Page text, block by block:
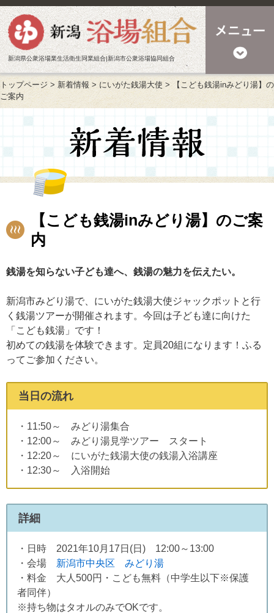
新潟県公衆浴場業生活衛生同業組合|新潟市公衆浴場協同組合
トップページ > 新着情報 > にいがた銭湯大使 >【こども銭湯inみどり湯】の
ご案内
【こども銭湯inみどり湯】のご案
内
銭湯を知らない子ども達へ、銭湯の魅力を伝えたい。
新潟市みどり湯で、にいがた銭湯大使ジャックポットと行
く銭湯ツアーが開催されます。今回は子ども達に向けた
「こども銭湯」です！
初めての銭湯を体験できます。定員20組になります！ふる
ってご参加ください。
当日の流れ
・11:50～ みどり湯集合
・12:00～ みどり湯見学ツアー スタート
・12:20～ にいがた銭湯大使の銭湯入浴講座
・12:30～ 入浴開始
詳細
・日時 2021年10月17日(日) 12:00～13:00
・会場 新潟市中央区 みどり湯
・料金 大人500円・こども無料（中学生以下※保護
者同伴）
※持ち物はタオルのみでOKです。